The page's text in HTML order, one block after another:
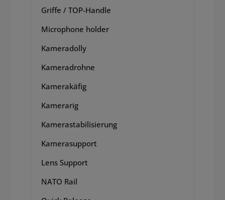
Griffe / TOP-Handle
Microphone holder
Kameradolly
Kameradrohne
Kamerakäfig
Kamerarig
Kamerastabilisierung
Kamerasupport
Lens Support
NATO Rail